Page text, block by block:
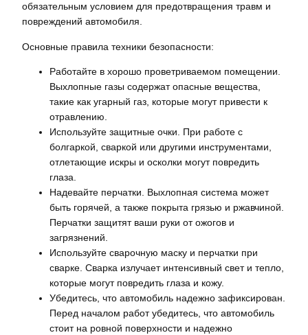
обязательным условием для предотвращения травм и
повреждений автомобиля.
Основные правила техники безопасности:
Работайте в хорошо проветриваемом помещении.
Выхлопные газы содержат опасные вещества,
такие как угарный газ, которые могут привести к
отравлению.
Используйте защитные очки. При работе с
болгаркой, сваркой или другими инструментами,
отлетающие искры и осколки могут повредить
глаза.
Надевайте перчатки. Выхлопная система может
быть горячей, а также покрыта грязью и ржавчиной.
Перчатки защитят ваши руки от ожогов и
загрязнений.
Используйте сварочную маску и перчатки при
сварке. Сварка излучает интенсивный свет и тепло,
которые могут повредить глаза и кожу.
Убедитесь, что автомобиль надежно зафиксирован.
Перед началом работ убедитесь, что автомобиль
стоит на ровной поверхности и надежно